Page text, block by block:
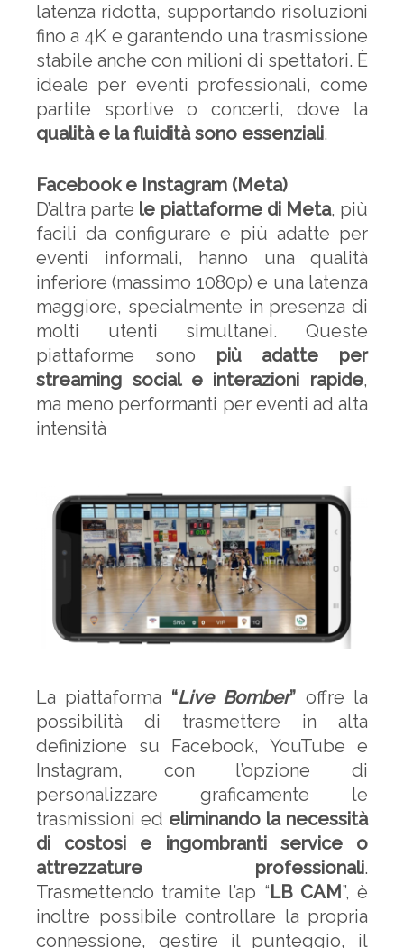
latenza ridotta, supportando risoluzioni
fino a 4K e garantendo una trasmissione
stabile anche con milioni di spettatori. È
ideale per eventi professionali, come
partite sportive o concerti, dove la
qualità e la fluidità sono essenziali.
Facebook e Instagram (Meta)
D’altra parte le piattaforme di Meta, più
facili da configurare e più adatte per
eventi informali, hanno una qualità
inferiore (massimo 1080p) e una latenza
maggiore, specialmente in presenza di
molti utenti simultanei. Queste
piattaforme sono più adatte per
streaming social e interazioni rapide,
ma meno performanti per eventi ad alta
intensità
La piattaforma “Live Bomber” offre la
possibilità di trasmettere in alta
definizione su Facebook, YouTube e
Instagram, con l’opzione di
personalizzare graficamente le
trasmissioni ed eliminando la necessità
di costosi e ingombranti service o
attrezzature professionali.
Trasmettendo tramite l’ap “ LB CAM”, è
inoltre possibile controllare la propria
connessione, gestire il punteggio, il